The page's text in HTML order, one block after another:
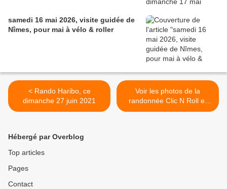
samedi 16 mai 2026, visite guidée de
Nîmes, pour mai à vélo & roller
< Rando Haribo, ce
dimanche 27 juin 2021
Voir les photos de la
randonnée Clic N Roll et
Roller Lib à Nîmes du 2
Hébergé par Overblog
Top articles
Pages
Contact